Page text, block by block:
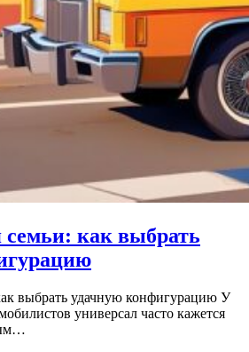
семьи: как выбрать
выбрать удачную конфигурацию У
универсал часто кажется